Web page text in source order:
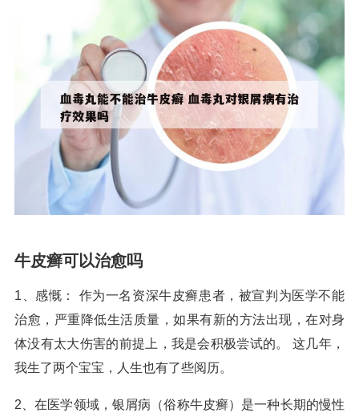
牛皮癣可以治愈吗
1、感慨： 作为一名资深牛皮癣患者，被宣判为医学不能
治愈，严重降低生活质量，如果有新的方法出现，在对身
体没有太大伤害的前提上，我是会积极尝试的。 这几年，
我生了两个宝宝，人生也有了些阅历。
2、在医学领域，银屑病（俗称牛皮癣）是一种长期的慢性